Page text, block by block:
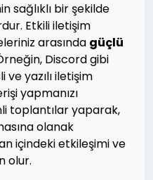
sağlıklı bir şekilde
Etkili iletişim
arasında güçlü
Discord gibi
yazılı iletişim
yapmanızı
toplantılar yaparak,
olanak
içindeki etkileşimi ve
olur.